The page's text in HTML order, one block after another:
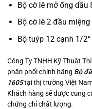
Bộ cờ lê mở ống dầu
Bộ cờ lê 2 đầu
Bộ tuýp 12 cạnh 1/
Công Ty TNHH Kỹ Thuật
phân phối chính hãng Bộ
1605tại thị trường Việt
Khách hàng sẽ được cung
chứng chỉ chất lượng.